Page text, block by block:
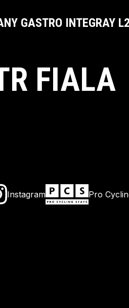
GASTRO INTEGRAY
FIALA
Instagram Pro